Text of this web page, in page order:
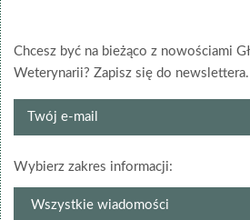
Chcesz być na bieżąco z nowościami
Weterynarii? Zapisz się do newslettera.
Twój
Wybierz zakres informacji:
newslettera